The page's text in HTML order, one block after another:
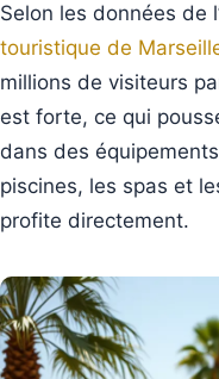
Selon les données de
touristique de
millions de visiteurs
est forte, ce qui
dans des
piscines, les spas et
profite directement.